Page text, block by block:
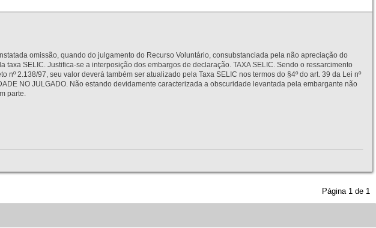
omissão, quando do julgamento do Recurso Voluntário, consubstanciada pela não apreciação do
SELIC. Justifica-se a interposição dos embargos de declaração. TAXA SELIC. Sendo o ressarcimento
2.138/97, seu valor deverá também ser atualizado pela Taxa SELIC nos termos do §4º do art. 39 da Lei nº
NO JULGADO. Não estando devidamente caracterizada a obscuridade levantada pela embargante não
parte.
Página 1 de 1